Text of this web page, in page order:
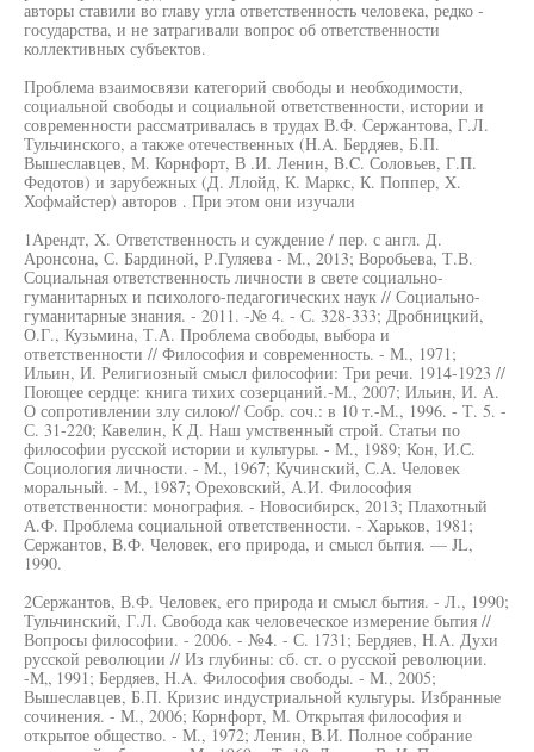
авторы ставили во главу угла ответственность человека, редко -
государства, и не затрагивали вопрос об ответственности
коллективных субъектов.
Проблема взаимосвязи категорий свободы и необходимости,
социальной свободы и социальной ответственности, истории и
современности рассматривалась в трудах В.Ф. Сержантова, Г.Л.
Тульчинского, а также отечественных (H.A. Бердяев, Б.П.
Вышеславцев, М. Корнфорт, В .И. Ленин, B.C. Соловьев, Г.П.
Федотов) и зарубежных (Д. Ллойд, К. Маркс, К. Поппер, X.
Хофмайстер) авторов . При этом они изучали
1Арендт, X. Ответственность и суждение / пер. с англ. Д.
Аронсона, С. Бардиной, Р.Гуляева - М., 2013; Воробьева, Т.В.
Социальная ответственность личности в свете социально-
гуманитарных и психолого-педагогических наук // Социально-
гуманитарные знания. - 2011. -№ 4. - С. 328-333; Дробницкий,
О.Г., Кузьмина, Т.А. Проблема свободы, выбора и
ответственности // Философия и современность. - М., 1971;
Ильин, И. Религиозный смысл философии: Три речи. 1914-1923 //
Поющее сердце: книга тихих созерцаний.-М., 2007; Ильин, И. А.
О сопротивлении злу силою// Собр. соч.: в 10 т.-М., 1996. - Т. 5. -
С. 31-220; Кавелин, К Д. Наш умственный строй. Статьи по
философии русской истории и культуры. - М., 1989; Кон, И.С.
Социология личности. - М., 1967; Кучинский, С.А. Человек
моральный. - М., 1987; Ореховский, А.И. Философия
ответственности: монография. - Новосибирск, 2013; Плахотный
А.Ф. Проблема социальной ответственности. - Харьков, 1981;
Сержантов, В.Ф. Человек, его природа, и смысл бытия. — JL,
1990.
2Сержантов, В.Ф. Человек, его природа и смысл бытия. - Л., 1990;
Тульчинский, Г.Л. Свобода как человеческое измерение бытия //
Вопросы философии. - 2006. - №4. - С. 1731; Бердяев, H.A. Духи
русской революции // Из глубины: сб. ст. о русской революции.
-М„ 1991; Бердяев, H.A. Философия свободы. - М., 2005;
Вышеславцев, Б.П. Кризис индустриальной культуры. Избранные
сочинения. - М., 2006; Корнфорт, М. Открытая философия и
открытое общество. - М., 1972; Ленин, В.И. Полное собрание